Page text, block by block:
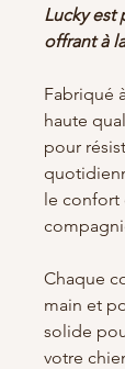
Lucky est
offrant à
Fabriqué
haute
pour
le confort
Chaque
main et
solide
votre